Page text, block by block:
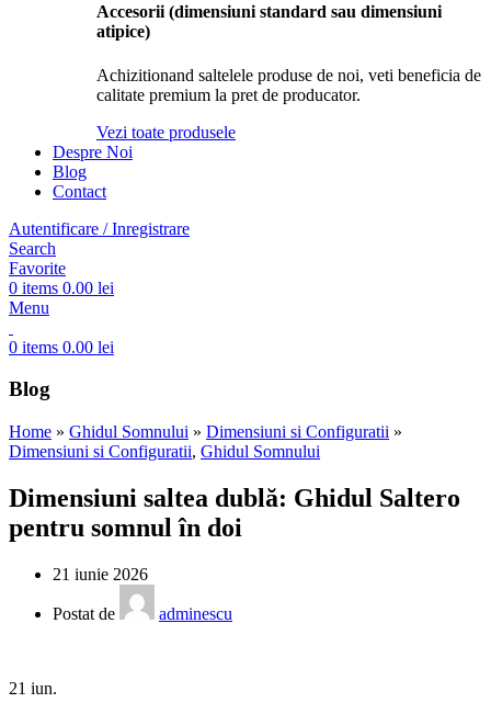
Accesorii (dimensiuni standard sau dimensiuni
atipice)
Achizitionand saltelele produse de noi, veti beneficia de
calitate premium la pret de producator.
Vezi toate produsele
Despre Noi
Blog
Contact
Autentificare / Inregistrare
Search
Favorite
0 items 0.00 lei
Menu
0 items 0.00 lei
Blog
Home » Ghidul Somnului » Dimensiuni si Configuratii »
Dimensiuni si Configuratii, Ghidul Somnului
Dimensiuni saltea dublă: Ghidul Saltero
pentru somnul în doi
21 iunie 2026
Postat de adminescu
21 iun.